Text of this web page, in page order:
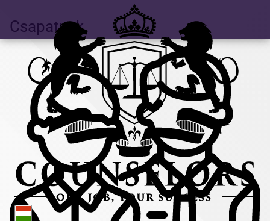
Csapatunk